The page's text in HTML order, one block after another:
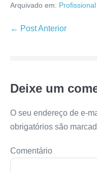
Arquivado em: Profissional
Navegação
← Post Anterior
Deixe um
O seu endereço de e-
obrigatórios são
Comentário